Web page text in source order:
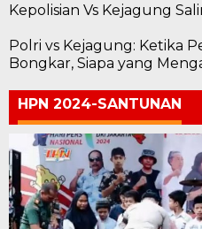
Kepolisian Vs Kejagung
Polri vs Kejagung: Ketika
Bongkar, Siapa yang
HPN 2024-SANTUNAN